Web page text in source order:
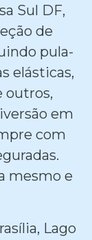
Sul DF,
de
pula-
elásticas,
outros,
em
com
mesmo e
Lago